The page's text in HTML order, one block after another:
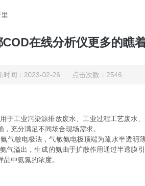
在线分析仪更多的瞧
时间：2023-02-26 点击次数：2546
于工业污染源排放废水、工业过程工艺废水
充分满足不同场合现场需求。
敏电极法，气敏氨电极顶端为疏水半透明
溢出，生成的氨由于扩散作用通过半透膜
中氨氮的浓度。